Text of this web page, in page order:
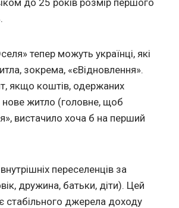
тепер можуть українці, які
зокрема, «єВідновлення».
якщо коштів, одержаних
нове житло (головне, щоб
вистачило хоча б на перший
переселенців за
дружина, батьки, діти). Цей
стабільного джерела доходу